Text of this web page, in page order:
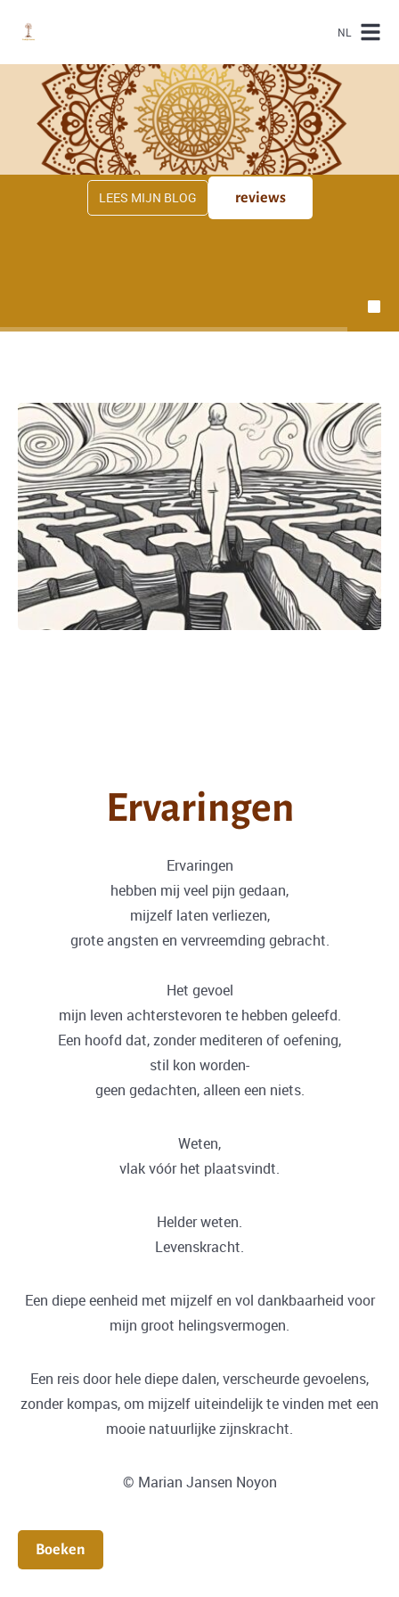
NL
LEES MIJN BLOG reviews
Ervaringen
Ervaringen
hebben mij veel pijn gedaan,
mijzelf laten verliezen,
grote angsten en vervreemding gebracht.
Het gevoel
mijn leven achterstevoren te hebben geleefd.
Een hoofd dat, zonder mediteren of oefening,
stil kon worden-
geen gedachten, alleen een niets.
Weten,
vlak vóór het plaatsvindt.
Helder weten.
Levenskracht.
Een diepe eenheid met mijzelf en vol dankbaarheid voor
mijn groot helingsvermogen.
Een reis door hele diepe dalen, verscheurde gevoelens,
zonder kompas, om mijzelf uiteindelijk te vinden met een
mooie natuurlijke zijnskracht.
© Marian Jansen Noyon
Boeken